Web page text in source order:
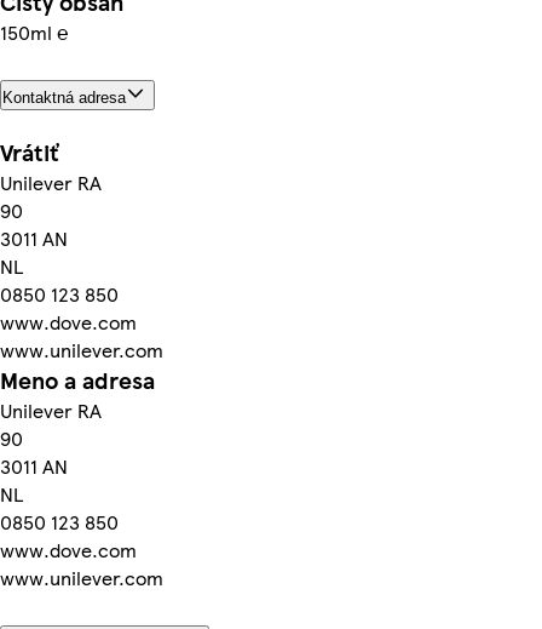
150ml ℮
Kontaktná adresa
Vrátiť
Unilever RA
90
3011 AN
NL
0850 123 850
www.dove.com
www.unilever.com
Meno a adresa
Unilever RA
90
3011 AN
NL
0850 123 850
www.dove.com
www.unilever.com